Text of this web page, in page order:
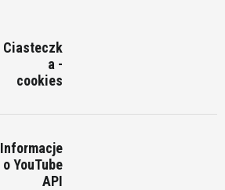
Ciasteczk
a -
cookies
Informacje
o YouTube
API